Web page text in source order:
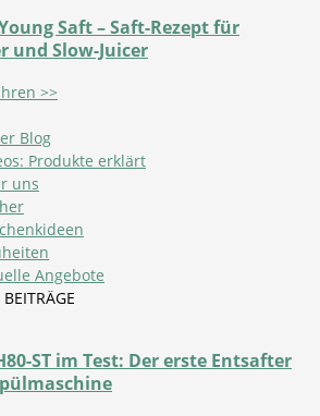
Saft – Saft-Rezept für
und Slow-Juicer
>>
Blog
Produkte erklärt
uns
Angebote
ST im Test: Der erste Entsafter